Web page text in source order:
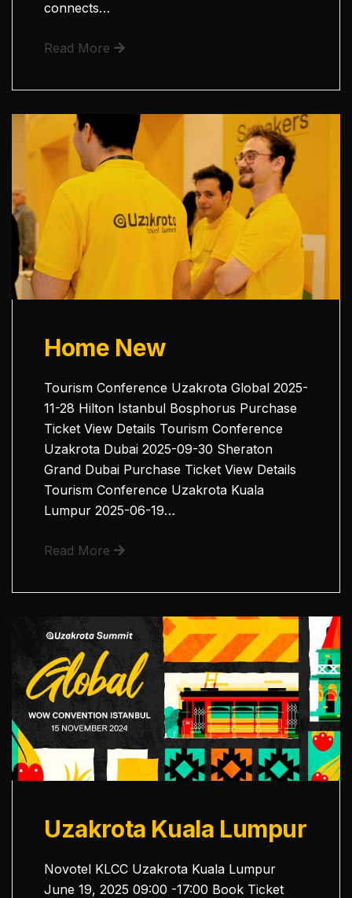
connects…
Read More
Home New
Tourism Conference Uzakrota Global 2025-
11-28 Hilton Istanbul Bosphorus Purchase
Ticket View Details Tourism Conference
Uzakrota Dubai 2025-09-30 Sheraton
Grand Dubai Purchase Ticket View Details
Tourism Conference Uzakrota Kuala
Lumpur 2025-06-19…
Read More
Uzakrota Kuala Lumpur
Novotel KLCC Uzakrota Kuala Lumpur
June 19, 2025 09:00 -17:00 Book Ticket